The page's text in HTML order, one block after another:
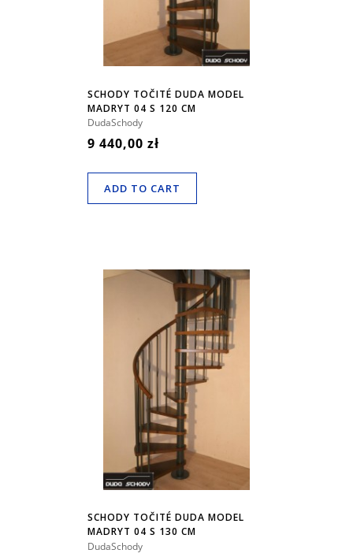
SCHODY TOČITÉ DUDA MODEL
MADRYT 04 S 120 CM
DudaSchody
9 440,00 zł
ADD TO CART
SCHODY TOČITÉ DUDA MODEL
MADRYT 04 S 130 CM
DudaSchody